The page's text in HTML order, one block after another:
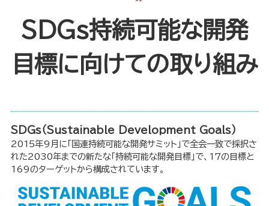
SDGs持続可能な開発
目標に向けての取り組み
SDGs（Sustainable Development Goals）
2015年9月に「国連持続可能な開発サミット」で全会一致で採択さ
れた2030年までの新たな「持続可能な開発目標」で、17の目標と
169のターゲットから構成されています。